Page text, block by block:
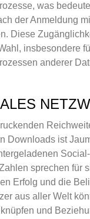
was
der Anmeldung
Diese
insbesondere
anderer
Downloads ist
sprechen für
Erfolg und die
aus aller Welt
und